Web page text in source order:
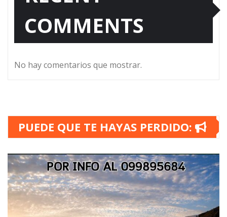
COMMENTS
No hay comentarios que mostrar.
PUEDE QUE TE HAYAS PERDIDO: